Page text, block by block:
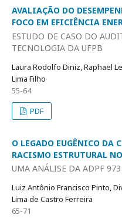
AVALIAÇÃO DO
FOCO EM EFICIÊNCIA
ESTUDO DE CASO DO
TECNOLOGIA DA UFPB
Laura Rodolfo Diniz, Raphael
Lima Filho
55-64
PDF
O LEGADO EUGÊNICO DA
RACISMO ESTRUTURAL
UMA ANÁLISE DA ADPF
Luiz Antônio Francisco Pinto,
Lima de Castro Ferreira
65-71